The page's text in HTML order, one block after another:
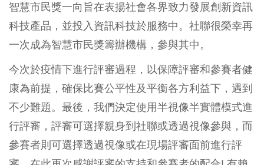
智慧市民獎一向旨在表揚社會各界致力發展創新資訊
科技產品，並投入資訊科技於服務中。社聯很榮幸再
一次成為智慧市民獎籌辦機構，參與其中。
今次於疫情下進行評審過程，以保障評審和參賽者健
康為前提，確保比賽公平性及平衡各方利益下，遇到
不少難題。最後，我們決定使用半視像半實體模式進
行評審，評審可選擇親身到社聯或透過視像參與，而
參賽者則可選擇透過視像或在現場評審面前進行評